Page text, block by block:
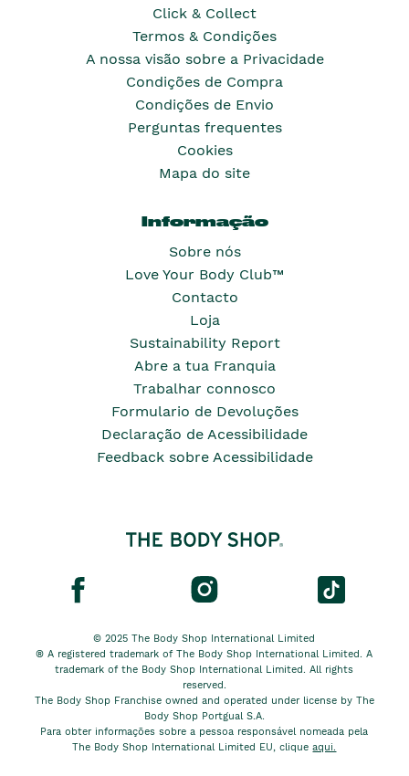
Click & Collect
Termos & Condições
A nossa visão sobre a Privacidade
Condições de Compra
Condições de Envio
Perguntas frequentes
Cookies
Mapa do site
Informação
Sobre nós
Love Your Body Club™
Contacto
Loja
Sustainability Report
Abre a tua Franquia
Trabalhar connosco
Formulario de Devoluções
Declaração de Acessibilidade
Feedback sobre Acessibilidade
© 2025 The Body Shop International Limited
® A registered trademark of The Body Shop International Limited. A
trademark of the Body Shop International Limited. All rights
reserved.
The Body Shop Franchise owned and operated under license by The
Body Shop Portgual S.A.
Para obter informações sobre a pessoa responsável nomeada pela
The Body Shop International Limited EU, cliqueaqui.